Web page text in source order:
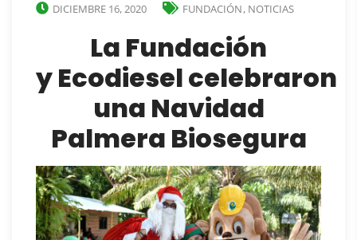
DICIEMBRE 16, 2020 FUNDACIÓN, NOTICIAS
La Fundación
y Ecodiesel celebraron
una Navidad
Palmera Biosegura